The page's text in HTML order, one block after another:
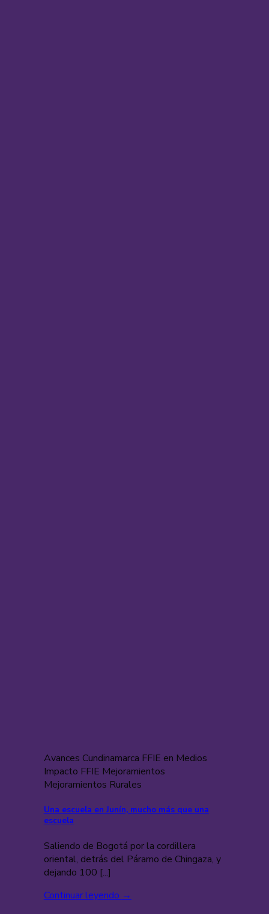
Avances Cundinamarca FFIE en Medios
Impacto FFIE Mejoramientos
Mejoramientos Rurales
Una escuela en Junín, mucho más que una
escuela
Saliendo de Bogotá por la cordillera
oriental, detrás del Páramo de Chingaza, y
dejando 100 [...]
Continuar leyendo →